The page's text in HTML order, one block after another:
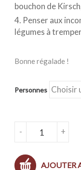
bouchon de
Penser aux
légumes à
Bonne régalade !
Personnes
-
CHARCUTERIE
+
AJOUTER